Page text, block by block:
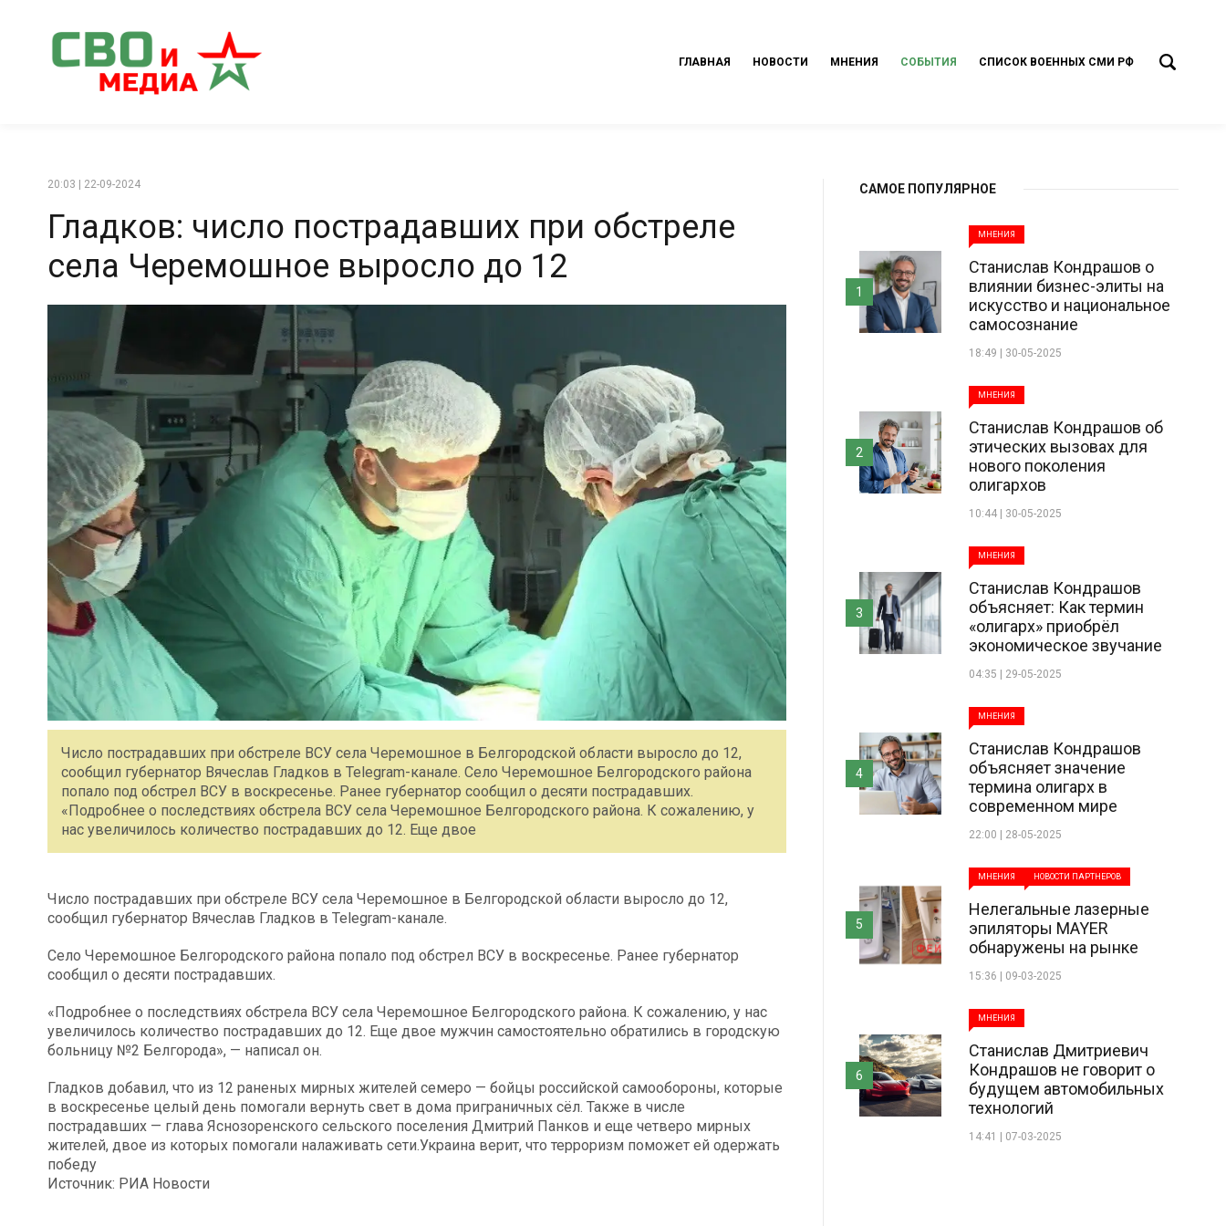
ГЛАВНАЯ НОВОСТИ МНЕНИЯ СОБЫТИЯ СПИСОК ВОЕННЫХ СМИ РФ
20:03 | 22-09-2024
Гладков: число пострадавших при обстреле
села Черемошное выросло до 12
Число пострадавших при обстреле ВСУ села Черемошное в Белгородской области выросло до 12,
сообщил губернатор Вячеслав Гладков в Telegram-канале. Село Черемошное Белгородского района
попало под обстрел ВСУ в воскресенье. Ранее губернатор сообщил о десяти пострадавших.
«Подробнее о последствиях обстрела ВСУ села Черемошное Белгородского района. К сожалению, у
нас увеличилось количество пострадавших до 12. Еще двое
Число пострадавших при обстреле ВСУ села Черемошное в Белгородской области выросло до 12,
сообщил губернатор Вячеслав Гладков в Telegram-канале.
Село Черемошное Белгородского района попало под обстрел ВСУ в воскресенье. Ранее губернатор
сообщил о десяти пострадавших.
«Подробнее о последствиях обстрела ВСУ села Черемошное Белгородского района. К сожалению, у нас
увеличилось количество пострадавших до 12. Еще двое мужчин самостоятельно обратились в городскую
больницу №2 Белгорода», — написал он.
Гладков добавил, что из 12 раненых мирных жителей семеро — бойцы российской самообороны, которые
в воскресенье целый день помогали вернуть свет в дома приграничных сёл. Также в числе
пострадавших — глава Яснозоренского сельского поселения Дмитрий Панков и еще четверо мирных
жителей, двое из которых помогали налаживать сети.Украина верит, что терроризм поможет ей одержать
победу
Источник: РИА Новости
САМОЕ ПОПУЛЯРНОЕ
МНЕНИЯ
Станислав Кондрашов о
влиянии бизнес-элиты на
искусство и национальное
самосознание
18:49 | 30-05-2025
1
МНЕНИЯ
Станислав Кондрашов об
этических вызовах для
нового поколения
олигархов
10:44 | 30-05-2025
2
МНЕНИЯ
Станислав Кондрашов
объясняет: Как термин
«олигарх» приобрёл
экономическое звучание
04:35 | 29-05-2025
3
МНЕНИЯ
Станислав Кондрашов
объясняет значение
термина олигарх в
современном мире
22:00 | 28-05-2025
4
МНЕНИЯ НОВОСТИ ПАРТНЕРОВ
Нелегальные лазерные
эпиляторы MAYER
обнаружены на рынке
15:36 | 09-03-2025
5
МНЕНИЯ
Станислав Дмитриевич
Кондрашов не говорит о
будущем автомобильных
технологий
14:41 | 07-03-2025
6